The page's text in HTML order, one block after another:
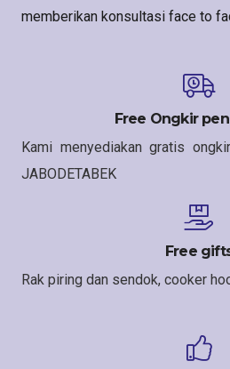
memberikan konsultasi face to
Free Ongkir
Kami menyediakan gratis
JABODETABEK
Free
Rak piring dan sendok, cooker